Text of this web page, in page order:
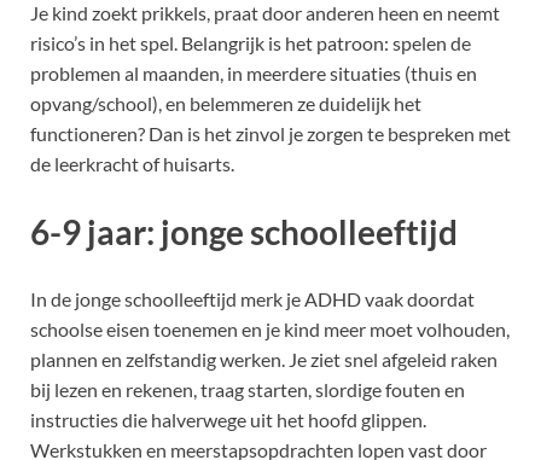
Je kind zoekt prikkels, praat door anderen heen en neemt
risico’s in het spel. Belangrijk is het patroon: spelen de
problemen al maanden, in meerdere situaties (thuis en
opvang/school), en belemmeren ze duidelijk het
functioneren? Dan is het zinvol je zorgen te bespreken met
de leerkracht of huisarts.
6-9 jaar: jonge schoolleeftijd
In de jonge schoolleeftijd merk je ADHD vaak doordat
schoolse eisen toenemen en je kind meer moet volhouden,
plannen en zelfstandig werken. Je ziet snel afgeleid raken
bij lezen en rekenen, traag starten, slordige fouten en
instructies die halverwege uit het hoofd glippen.
Werkstukken en meerstapsopdrachten lopen vast door